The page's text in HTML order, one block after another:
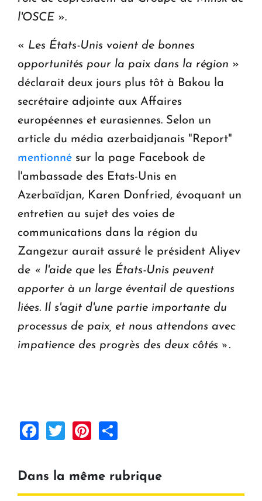
l'OSCE ».
« Les États-Unis voient de bonnes
opportunités pour la paix dans la région »
déclarait deux jours plus tôt à Bakou la
secrétaire adjointe aux Affaires
européennes et eurasiennes. Selon un
article du média azerbaidjanais "Report"
mentionné sur la page Facebook de
l'ambassade des Etats-Unis en
Azerbaïdjan, Karen Donfried, évoquant un
entretien au sujet des voies de
communications dans la région du
Zangezur aurait assuré le président Aliyev
de « l'aide que les États-Unis peuvent
apporter à un large éventail de questions
liées. Il s'agit d'une partie importante du
processus de paix, et nous attendons avec
impatience des progrès des deux côtés ».
Facebook
TwitterPinterest
Dans la même rubrique